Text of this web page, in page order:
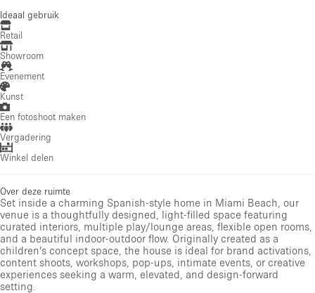
Ideaal gebruik
Retail
Showroom
Evenement
Kunst
Een fotoshoot maken
Vergadering
Winkel delen
Over deze ruimte
Set inside a charming Spanish-style home in Miami Beach, our
venue is a thoughtfully designed, light-filled space featuring
curated interiors, multiple play/lounge areas, flexible open rooms,
and a beautiful indoor-outdoor flow. Originally created as a
children’s concept space, the house is ideal for brand activations,
content shoots, workshops, pop-ups, intimate events, or creative
experiences seeking a warm, elevated, and design-forward
setting.